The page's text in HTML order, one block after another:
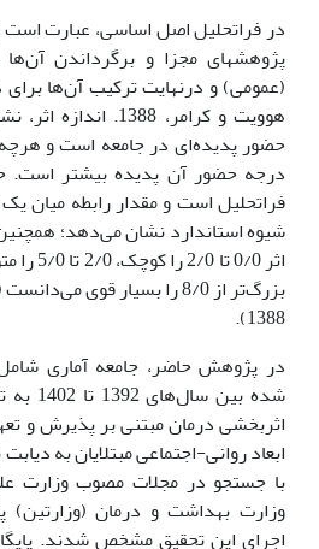
در فراتحلیل اصل اساسی، عبارت است
پژوهش­های مجزا و برگرداندن
(عمومی) و درنهایت ترکیب آن‌ها برای
هوویت و کرامر، 1388.
حضور پدیده‌ای در جامعه است و هرچه
درجه حضور آن پدیده بیشتر است.
فراتحلیل است و مقدار رابطه میان
شیوه استاندارد نشان می‌دهد؛
بزرگ‌تر از 8/0 را بسیار قوی
1388).
در پژوهش حاضر، جامعه آماری
اثربخشی درمان مبتنی بر پذیرش و
با جستجو در مجلات مصوب وزارت
وزارت بهداشت و درمان
اجرای این تحقیق مشخص شدند.